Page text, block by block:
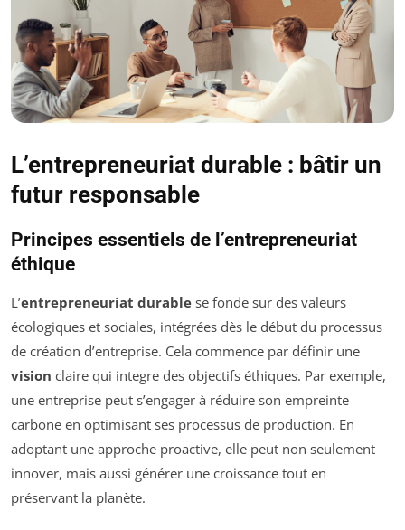
L’entrepreneuriat durable : bâtir un
futur responsable
Principes essentiels de l’entrepreneuriat
éthique
L’entrepreneuriat durable se fonde sur des valeurs
écologiques et sociales, intégrées dès le début du processus
de création d’entreprise. Cela commence par définir une
vision claire qui integre des objectifs éthiques. Par exemple,
une entreprise peut s’engager à réduire son empreinte
carbone en optimisant ses processus de production. En
adoptant une approche proactive, elle peut non seulement
innover, mais aussi générer une croissance tout en
préservant la planète.